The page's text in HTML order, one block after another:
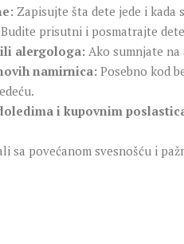
Zapisujte šta dete jede i kada
prisutni i posmatrajte
alergologa:Ako sumnjate na
namirnica:Posebno kod
i kupovnim
sa povećanom svesnošću i